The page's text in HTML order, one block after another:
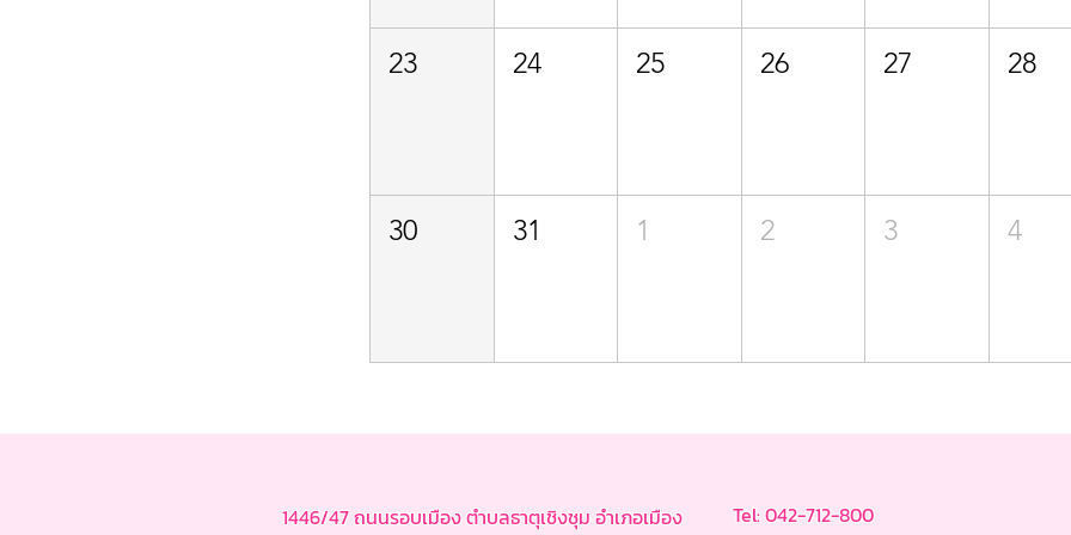
23 24 25 26 27 28
30 31 1 2 3 4
1446/47 ถนนรอบเมือง ตำบลธาตุเชิงชุม อำเภอเมือง
Tel: 042-712-800